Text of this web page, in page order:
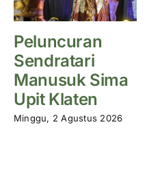
Peluncuran
Sendratari
Manusuk Sima
Upit Klaten
Minggu, 2 Agustus 2026